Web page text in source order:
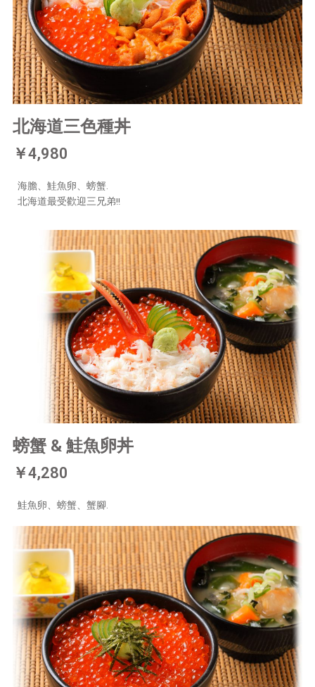
北海道三色種丼
￥4,980
海膽、鮭魚卵、螃蟹.
北海道最受歡迎三兄弟!!
螃蟹 & 鮭魚卵丼
￥4,280
鮭魚卵、螃蟹、蟹腳.